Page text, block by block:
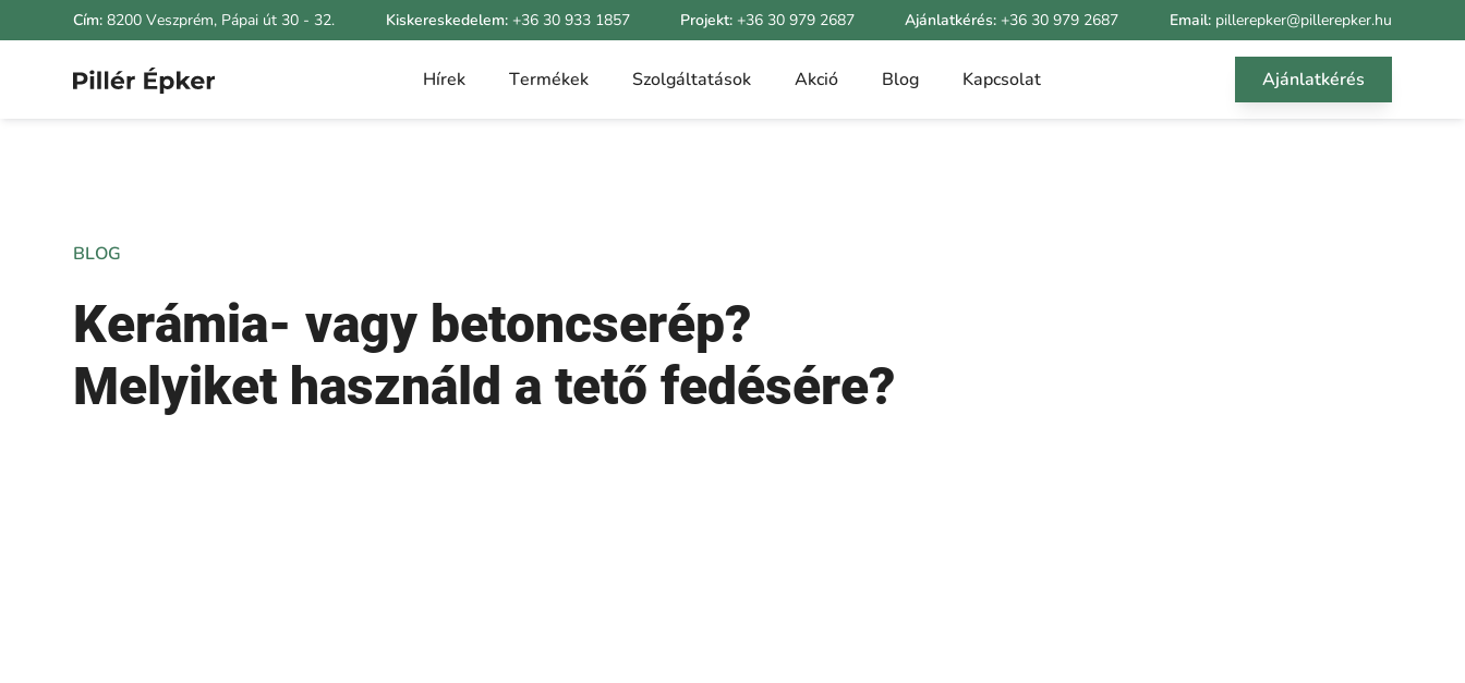
Cím: 8200 Veszprém, Pápai út 30 - 32. Kiskereskedelem:+36 30 933 1857 Projekt: +36 30 979 2687 Ajánlatkérés: +36 30 979 2687 Email: pillerepker@pillerepker.hu
Hírek Termékek Szolgáltatások Akció Blog Kapcsolat Ajánlatkérés
BLOG
Kerámia- vagy betoncserép?
Melyiket használd a tető fedésére?